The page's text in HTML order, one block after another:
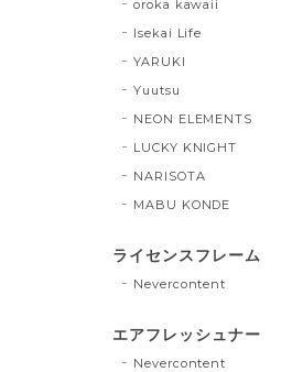
oroka kawaii
Isekai Life
YARUKI
Yuutsu
NEON ELEMENTS
LUCKY KNIGHT
NARISOTA
MABU KONDE
ライセンスフレーム
Nevercontent
エアフレッシュナー
Nevercontent